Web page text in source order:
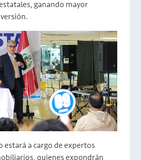
ganando mayor
estará a cargo de expertos
quienes expondrán